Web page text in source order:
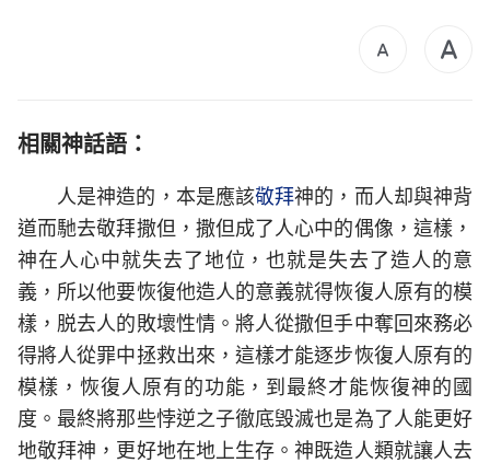
相關神話語：
人是神造的，本是應該敬拜神的，而人却與神背
道而馳去敬拜撒但，撒但成了人心中的偶像，這樣，
神在人心中就失去了地位，也就是失去了造人的意
義，所以他要恢復他造人的意義就得恢復人原有的模
樣，脱去人的敗壞性情。將人從撒但手中奪回來務必
得將人從罪中拯救出來，這樣才能逐步恢復人原有的
模樣，恢復人原有的功能，到最終才能恢復神的國
度。最終將那些悖逆之子徹底毁滅也是為了人能更好
地敬拜神，更好地在地上生存。神既造人類就讓人去